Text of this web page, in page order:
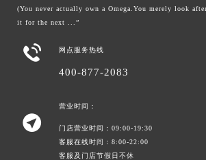
(You never actually own a Omega.You merely look
it for the next ...”
 网点服务热线
400-877-2083

营业时间：
门店营业时间：09:00-19:30
客服在线时间：8:00-22:00
客服及门店节假日不休